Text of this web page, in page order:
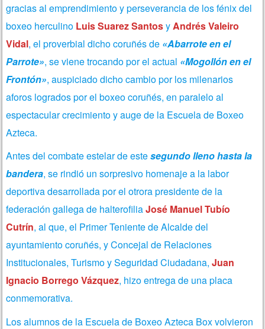
gracias al emprendimiento y perseverancia de los fénix del
boxeo herculino Luis Suarez SantosyAndrés Valeiro
Vidal, el proverbial dicho coruñés de «Abarrote en el
Parrote», se viene trocando por el actual «Mogollón en el
Frontón», auspiciado dicho cambio por los milenarios
aforos logrados por el boxeo coruñés, en paralelo al
espectacular crecimiento y auge de la Escuela de Boxeo
Azteca.
Antes del combate estelar de estesegundo lleno hasta la
bandera, se rindió un sorpresivo homenaje a la labor
deportiva desarrollada por el otrora presidente de la
federación gallega de halterofiliaJosé Manuel Tubío
Cutrín, al que, el Primer Teniente de Alcalde del
ayuntamiento coruñés, y Concejal de Relaciones
Institucionales, Turismo y Seguridad Ciudadana,Juan
Ignacio Borrego Vázquez, hizo entrega de una placa
conmemorativa.
Los alumnos de la Escuela de Boxeo Azteca Box volvieron